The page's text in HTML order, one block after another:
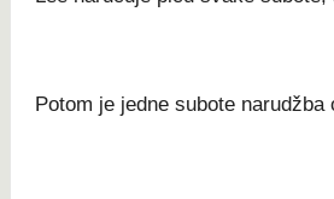
Potom je jedne subote narudžba